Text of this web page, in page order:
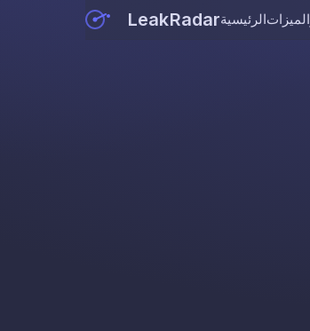
LeakRadarالرئيسيةالميزات